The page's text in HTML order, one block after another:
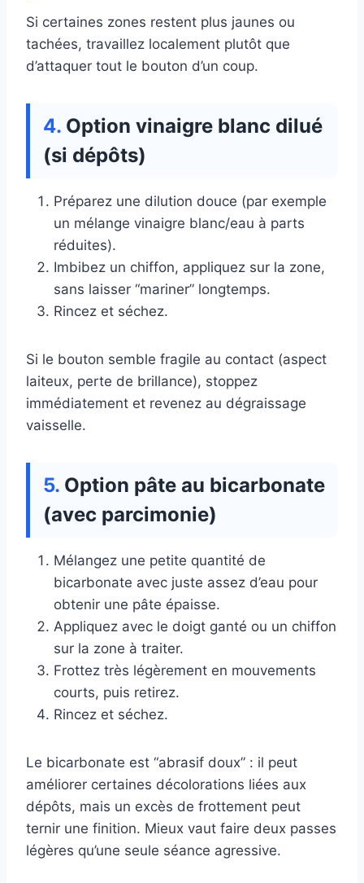
Si certaines zones restent plus jaunes ou
tachées, travaillez localement plutôt que
d’attaquer tout le bouton d’un coup.
Option vinaigre blanc dilué
(si dépôts)
Préparez une dilution douce (par exemple
un mélange vinaigre blanc/eau à parts
réduites).
Imbibez un chiffon, appliquez sur la zone,
sans laisser “mariner” longtemps.
Rincez et séchez.
Si le bouton semble fragile au contact (aspect
laiteux, perte de brillance), stoppez
immédiatement et revenez au dégraissage
vaisselle.
Option pâte au bicarbonate
(avec parcimonie)
Mélangez une petite quantité de
bicarbonate avec juste assez d’eau pour
obtenir une pâte épaisse.
Appliquez avec le doigt ganté ou un chiffon
sur la zone à traiter.
Frottez très légèrement en mouvements
courts, puis retirez.
Rincez et séchez.
Le bicarbonate est “abrasif doux” : il peut
améliorer certaines décolorations liées aux
dépôts, mais un excès de frottement peut
ternir une finition. Mieux vaut faire deux passes
légères qu’une seule séance agressive.